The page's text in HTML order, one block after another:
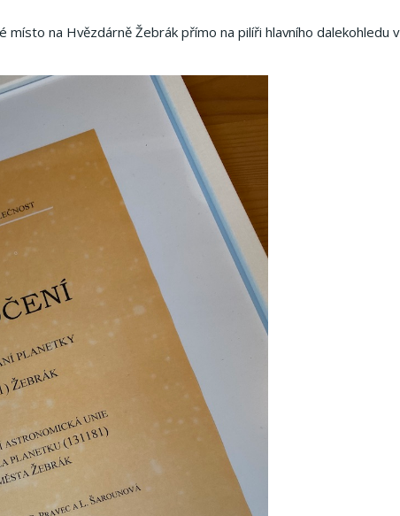
na Hvězdárně Žebrák přímo na pilíři hlavního dalekohledu v